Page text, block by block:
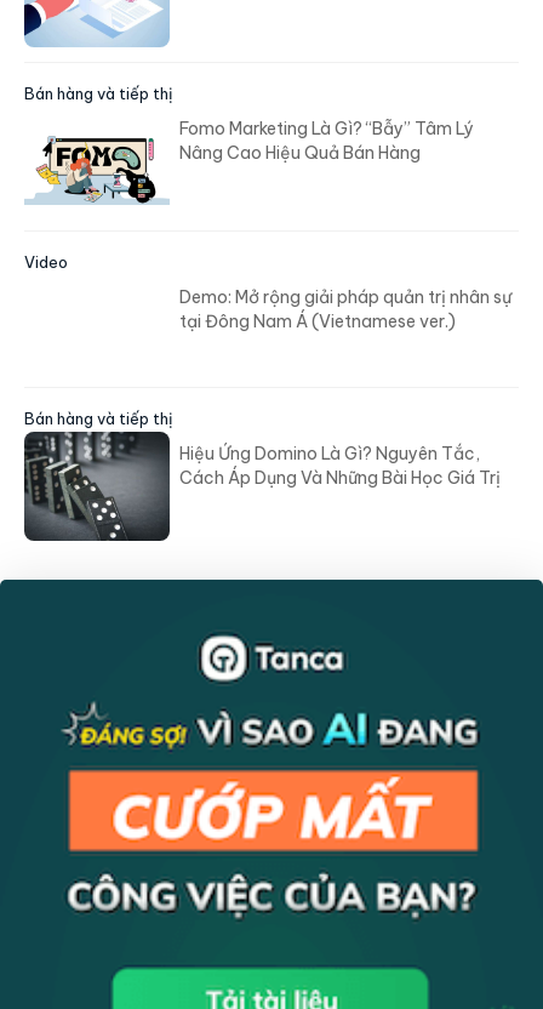
Bán hàng và tiếp thị
Fomo Marketing Là Gì? “Bẫy” Tâm Lý
Nâng Cao Hiệu Quả Bán Hàng
Video
Demo: Mở rộng giải pháp quản trị nhân sự
tại Đông Nam Á (Vietnamese ver.)
Bán hàng và tiếp thị
Hiệu Ứng Domino Là Gì? Nguyên Tắc,
Cách Áp Dụng Và Những Bài Học Giá Trị